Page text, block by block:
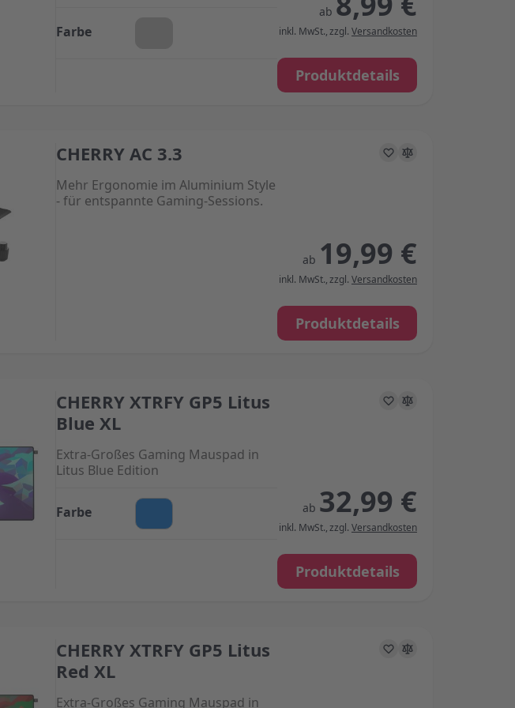
Farbe
ab
inkl. MwSt.,zzgl. Versandkosten
Produktdetails
Mehr Ergonomie im Aluminium Style
- für entspannte Gaming-Sessions.
The price depends on the options chosen on the product page
CHERRY AC 3.3
ab 19,99 €
inkl. MwSt.,zzgl. Versandkosten
Produktdetails
Farbe
Extra-Großes Gaming Mauspad in
Litus Blue Edition
The price depends on the options chosen on the product page
CHERRY XTRFY GP5 Litus
Blue XL
ab 32,99 €
inkl. MwSt.,zzgl. Versandkosten
Produktdetails
Extra-Großes Gaming Mauspad in
The price depends on the options chosen on the product page
CHERRY XTRFY GP5 Litus
Red XL